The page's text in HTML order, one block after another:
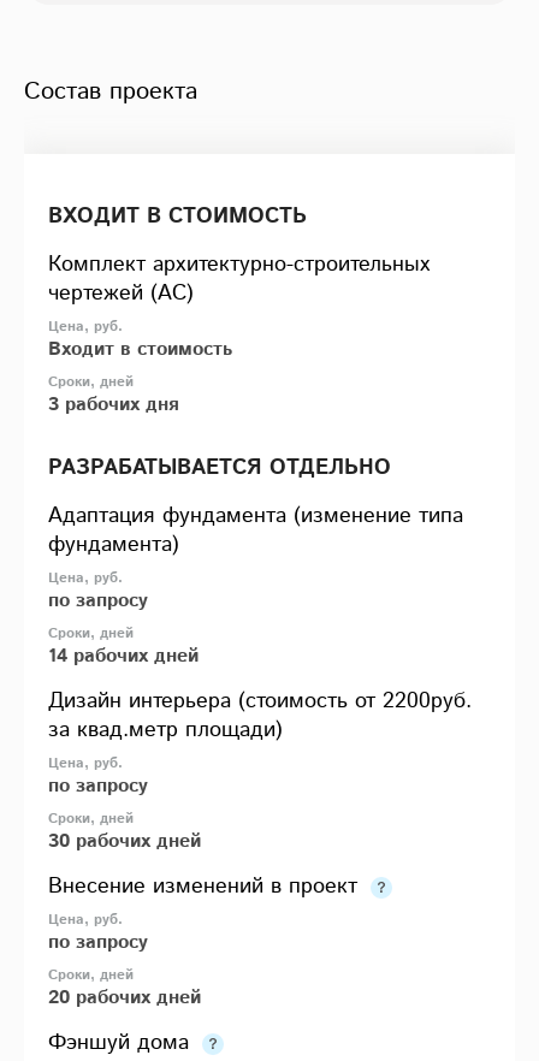
Состав проекта
ВХОДИТ В СТОИМОСТЬ
Комплект архитектурно-строительных
чертежей (АС)
Входит в стоимость
3 рабочих дня
РАЗРАБАТЫВАЕТСЯ ОТДЕЛЬНО
Адаптация фундамента (изменение типа
фундамента)
по запросу
14 рабочих дней
Дизайн интерьера (стоимость от 2200руб.
за квад.метр площади)
по запросу
30 рабочих дней
Внесение изменений в проект
по запросу
20 рабочих дней
Фэншуй дома